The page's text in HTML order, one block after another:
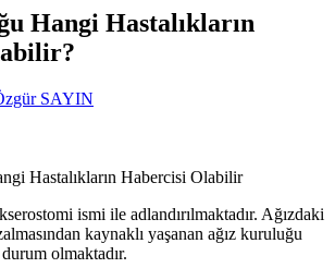
Hangi Hastalıkların
SAYIN
ismi ile adlandırılmaktadır. Ağızdaki
kaynaklı yaşanan ağız kuruluğu
olmaktadır.